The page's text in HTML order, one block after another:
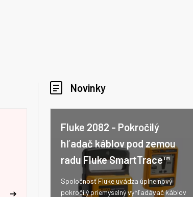
Novinky
Fluke 2082 - Pokročilý
hľadač káblov pod zemou
radu Fluke SmartTrace™
Spoločnosť Fluke uvádza úplne nový
pokročilý priemyselný vyhľadávač káblov